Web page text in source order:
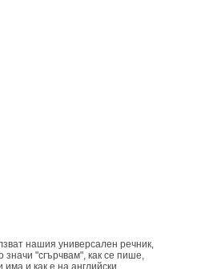
нашия универсален речник,
значи "сгърчвам", как се пише,